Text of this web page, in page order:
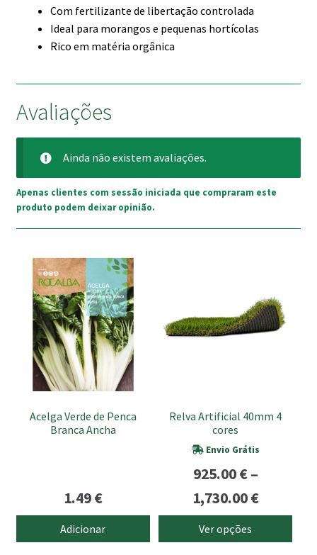
Com fertilizante de libertação controlada
Ideal para morangos e pequenas hortícolas
Rico em matéria orgânica
Avaliações
Ainda não existem avaliações.
Apenas clientes com sessão iniciada que compraram este
produto podem deixar opinião.
Acelga Verde de Penca
Branca Ancha
1.49€
Adicionar
Relva Artificial 40mm 4
cores
Envio Grátis
925.00€–
1,730.00€Price
range:
925.00 €
Ver opções
multiple
variants.
chosen
product